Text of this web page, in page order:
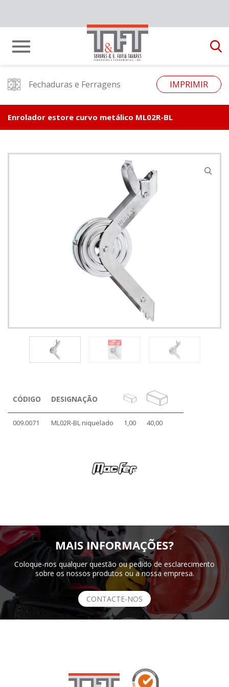
Fechaduras e Ferragens IMPRIMIR
Enrolador estore curvo metálico ML02R-BL
CÓDIGO DESIGNAÇÃO
009.0071 ML02R-BL niquelado 1,00 40,00
MAIS INFORMAÇÕES?
Coloque-nos qualquer questão ou pedido de esclarecimento
sobre os nossos produtos ou a nossa empresa.
CONTACTE-NOS